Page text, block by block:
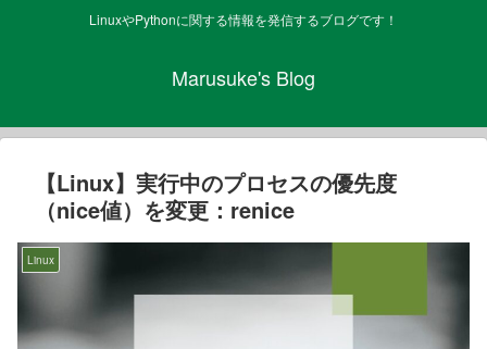
LinuxやPythonに関する情報を発信するブログです！
Marusuke's Blog
【Linux】実行中のプロセスの優先度
（nice値）を変更：renice
Linux